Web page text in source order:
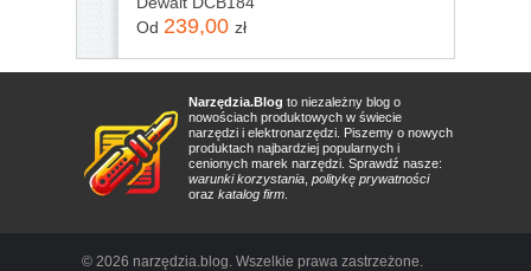
Od 239,00 zł
Narzędzia.Blog to niezależny blog o
nowościach produktowych w świecie
narzędzi i elektronarzędzi. Piszemy o nowych
produktach najbardziej popularnych i
cenionych marek narzędzi. Sprawdź nasze:
warunki korzystania politykę prywatności
oraz katalog firm
© 2026 narzędzia.blog. Wszelkie prawa zastrzeżone.